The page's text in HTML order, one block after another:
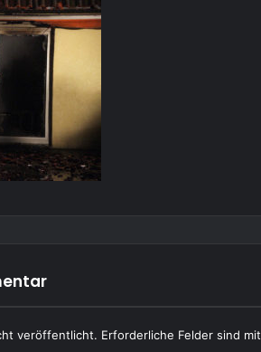
veröffentlicht. Erforderliche Felder sind mit